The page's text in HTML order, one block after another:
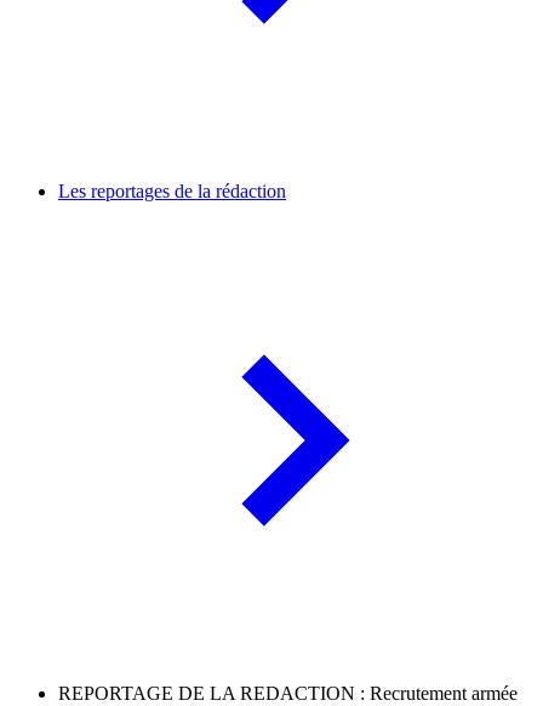
Les reportages de la rédaction
REPORTAGE DE LA REDACTION : Recrutement armée